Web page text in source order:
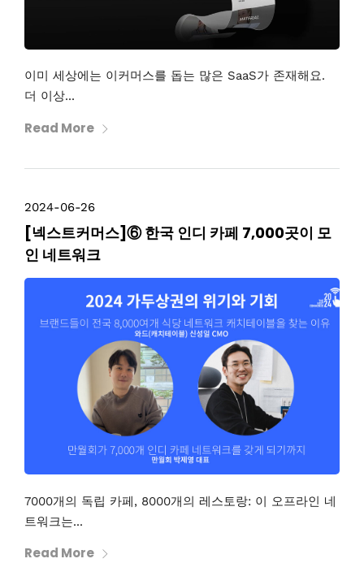
이미 세상에는 이커머스를 돕는 많은 SaaS가 존재해요.
더 이상...
Read More
2024-06-26
[넥스트커머스]⑥ 한국 인디 카페 7,000곳이 모
인 네트워크
7000개의 독립 카페, 8000개의 레스토랑: 이 오프라인 네
트워크는...
Read More